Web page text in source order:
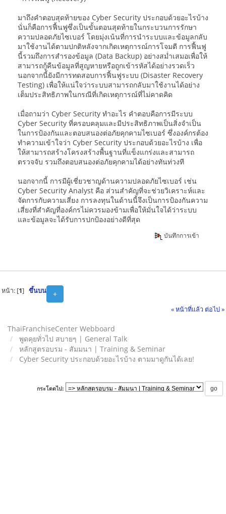
มาถึงคำตอบสุดท้ายของ Cyber Security ประกอบด้วยอะไรบ้าง
นั่นก็คือการฟื้นฟูซึ่งเป็นขั้นตอนสุดท้ายในกระบวนการรักษา
ความปลอดภัยไซเบอร์ โดยมุ่งเน้นที่การนำระบบและข้อมูลกลับ
มาใช้งานได้ตามปกติหลังจากเกิดเหตุการณ์การโจมตี การฟื้นฟู
นี้รวมถึงการสำรองข้อมูล (Data Backup) อย่างสม่ำเสมอเพื่อให้
สามารถกู้คืนข้อมูลที่สูญหายหรือถูกเข้ารหัสได้อย่างรวดเร็ว
นอกจากนี้ยังมีการทดสอบการฟื้นฟูระบบ (Disaster Recovery
Testing) เพื่อให้แน่ใจว่าระบบสามารถกลับมาใช้งานได้อย่าง
เต็มประสิทธิภาพในกรณีที่เกิดเหตุการณ์ที่ไม่คาดคิด
เมื่อถามว่า Cyber Security ทำอะไร คำตอบคือการมีระบบ
Cyber Security ที่ครอบคลุมและมีประสิทธิภาพเป็นสิ่งจำเป็น
ในการป้องกันและตอบสนองต่อภัยคุกคามไซเบอร์ ซึ่งองค์กรต้อง
ทำความเข้าใจว่า Cyber Security ประกอบด้วยอะไรบ้าง เพื่อ
ให้สามารถสร้างโครงสร้างพื้นฐานที่แข็งแกร่งและสามารถ
ตรวจจับ รวมถึงตอบสนองต่อภัยคุกคามได้อย่างทันท่วงที
นอกจากนี้ การมีผู้เชี่ยวชาญด้านความปลอดภัยไซเบอร์ เช่น
Cyber Security Analyst คือ ส่วนสำคัญที่จะช่วยวิเคราะห์และ
จัดการกับความเสี่ยง การลงทุนในด้านนี้จึงเป็นการป้องกันความ
เสี่ยงที่สำคัญที่องค์กรไม่ควรมองข้ามเพื่อให้มั่นใจได้ว่าระบบ
และข้อมูลจะได้รับการปกป้องอย่างดีที่สุด
บันทึกการเข้า
+
หน้า: [1] ขึ้นบน
« หน้าที่แล้ว ต่อไป »
ThaiFranchiseCenter Webboard
พูดคุยทั่วไป สบายๆ | General Talk
หลักสูตรอบรม - สัมมนา | Training & Seminar
Cyber Security ประกอบด้วยอะไรบ้าง ตามมาดูกันได้เลย!
กระโดดไป: